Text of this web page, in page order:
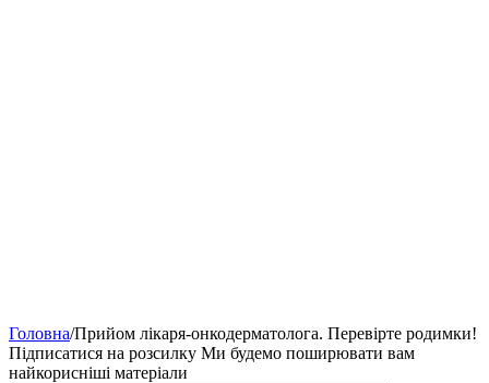
Головна/Прийом лікаря-онкодерматолога. Перевірте родимки!
Підписатися на розсилку Ми будемо поширювати вам
найкорисніші матеріали